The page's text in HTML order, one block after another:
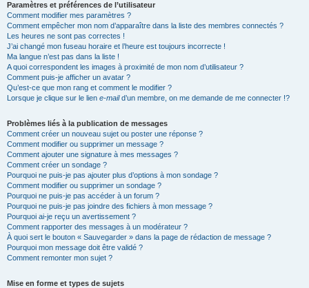
Paramètres et préférences de l’utilisateur
Comment modifier mes paramètres ?
Comment empêcher mon nom d’apparaître dans la liste des membres connectés ?
Les heures ne sont pas correctes !
J’ai changé mon fuseau horaire et l’heure est toujours incorrecte !
Ma langue n’est pas dans la liste !
A quoi correspondent les images à proximité de mon nom d’utilisateur ?
Comment puis-je afficher un avatar ?
Qu’est-ce que mon rang et comment le modifier ?
Lorsque je clique sur le lien e-maild’un membre, on me demande de me connecter !?
Problèmes liés à la publication de messages
Comment créer un nouveau sujet ou poster une réponse ?
Comment modifier ou supprimer un message ?
Comment ajouter une signature à mes messages ?
Comment créer un sondage ?
Pourquoi ne puis-je pas ajouter plus d’options à mon sondage ?
Comment modifier ou supprimer un sondage ?
Pourquoi ne puis-je pas accéder à un forum ?
Pourquoi ne puis-je pas joindre des fichiers à mon message ?
Pourquoi ai-je reçu un avertissement ?
Comment rapporter des messages à un modérateur ?
À quoi sert le bouton « Sauvegarder » dans la page de rédaction de message ?
Pourquoi mon message doit être validé ?
Comment remonter mon sujet ?
Mise en forme et types de sujets